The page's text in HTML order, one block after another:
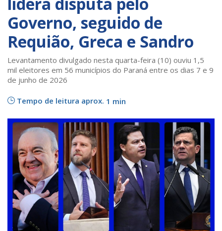
Governo, seguido de
Requião, Greca e Sandro
Levantamento divulgado nesta quarta-feira (10) ouviu 1,5
mil eleitores em 56 municípios do Paraná entre os dias 7 e 9
de junho de 2026
Tempo de leitura aprox. 1 min